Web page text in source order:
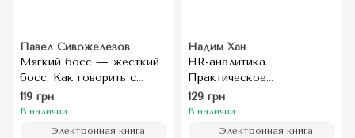
Павел Сивожелезов
Мягкий босс — жесткий
босс. Как говорить с
подчиненными: от битвы
за зарплату до
укрощения незаменимых
119 грн
В наличии
Электронная книга
Надим Хан
HR-аналитика.
Практическое
руководство по работе с
персоналом на основе
больших данных
129 грн
В наличии
Электронная книга